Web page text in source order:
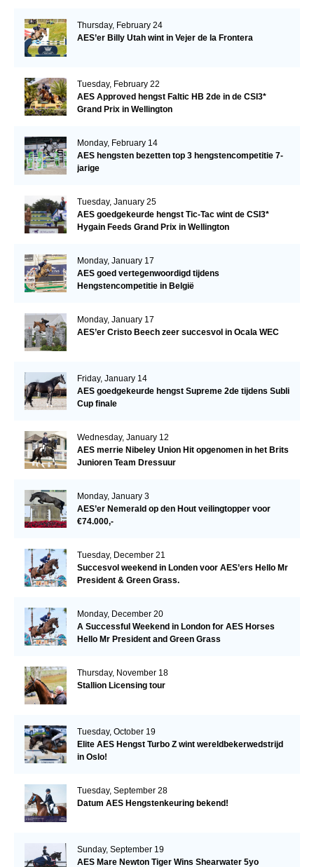
Thursday, February 24
AES’er Billy Utah wint in Vejer de la Frontera
Tuesday, February 22
AES Approved hengst Faltic HB 2de in de CSI3*
Grand Prix in Wellington
Monday, February 14
AES hengsten bezetten top 3 hengstencompetitie 7-
jarige
Tuesday, January 25
AES goedgekeurde hengst Tic-Tac wint de CSI3*
Hygain Feeds Grand Prix in Wellington
Monday, January 17
AES goed vertegenwoordigd tijdens
Hengstencompetitie in België
Monday, January 17
AES’er Cristo Beech zeer succesvol in Ocala WEC
Friday, January 14
AES goedgekeurde hengst Supreme 2de tijdens Subli
Cup finale
Wednesday, January 12
AES merrie Nibeley Union Hit opgenomen in het Brits
Junioren Team Dressuur
Monday, January 3
AES’er Nemerald op den Hout veilingtopper voor
€74.000,-
Tuesday, December 21
Succesvol weekend in Londen voor AES’ers Hello Mr
President & Green Grass.
Monday, December 20
A Successful Weekend in London for AES Horses
Hello Mr President and Green Grass
Thursday, November 18
Stallion Licensing tour
Tuesday, October 19
Elite AES Hengst Turbo Z wint wereldbekerwedstrijd
in Oslo!
Tuesday, September 28
Datum AES Hengstenkeuring bekend!
Sunday, September 19
AES Mare Newton Tiger Wins Shearwater 5yo